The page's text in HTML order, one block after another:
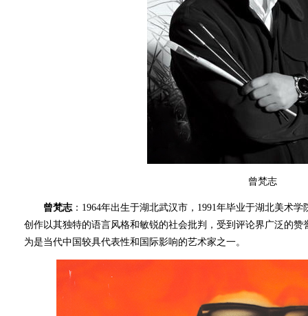
曾梵志
曾梵志：1964年出生于湖北武汉市，1991年毕业于湖北美术
创作以其独特的语言风格和敏锐的社会批判，受到评论界广泛的
为是当代中国较具代表性和国际影响的艺术家之一。